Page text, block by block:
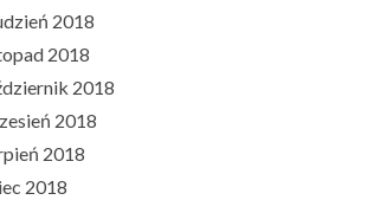
2018
2018
2018
2018
2018
2018